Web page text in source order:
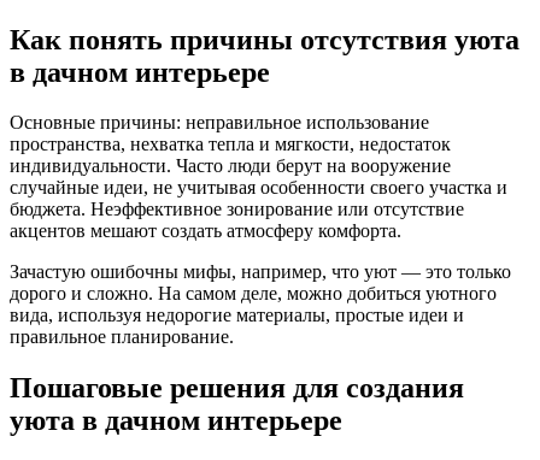
Как понять причины отсутствия уюта
в дачном интерьере
Основные причины: неправильное использование
пространства, нехватка тепла и мягкости, недостаток
индивидуальности. Часто люди берут на вооружение
случайные идеи, не учитывая особенности своего участка и
бюджета. Неэффективное зонирование или отсутствие
акцентов мешают создать атмосферу комфорта.
Зачастую ошибочны мифы, например, что уют — это только
дорого и сложно. На самом деле, можно добиться уютного
вида, используя недорогие материалы, простые идеи и
правильное планирование.
Пошаговые решения для создания
уюта в дачном интерьере